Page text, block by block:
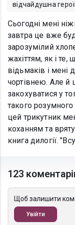
відчайдушна
Сьогодні мені
завтра це вже
зарозумілий
жахіттям, як і
відьмаків і мені
чортівнею. Але й
закохуватися у
такого
цей трикутник
коханням та
книга дилогії.
123
Щоб залишити
Увійти